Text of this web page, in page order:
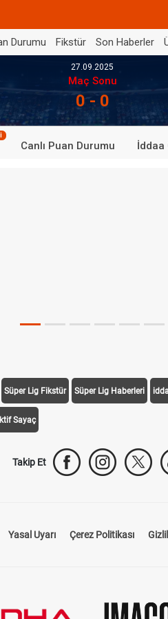
Durumu Fikstür Son Haberler
27.09.2025
Maç Sonu
0 - 0
Canlı Puan Durumu İddaa
Süper Lig Fikstür Süper Lig Haberleri
Sayaç
Takip Et
Yasal Uyarı Çerez Politikası